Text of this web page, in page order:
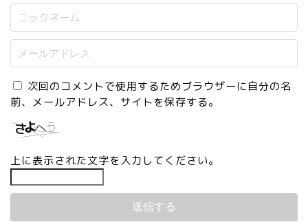
次回のコメントで使用するためブラウザーに自分の名
前、メールアドレス、サイトを保存する。
上に表示された文字を入力してください。